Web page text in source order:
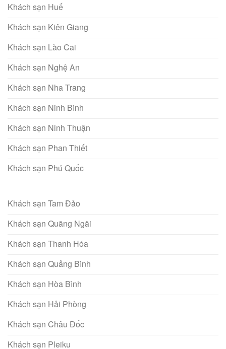
Khách sạn Huế
Khách sạn Kiên Giang
Khách sạn Lào Cai
Khách sạn Nghệ An
Khách sạn Nha Trang
Khách sạn Ninh Bình
Khách sạn Ninh Thuận
Khách sạn Phan Thiết
Khách sạn Phú Quốc
Khách sạn Tam Đảo
Khách sạn Quãng Ngãi
Khách sạn Thanh Hóa
Khách sạn Quảng Bình
Khách sạn Hòa Bình
Khách sạn Hải Phòng
Khách sạn Châu Đốc
Khách sạn Pleiku